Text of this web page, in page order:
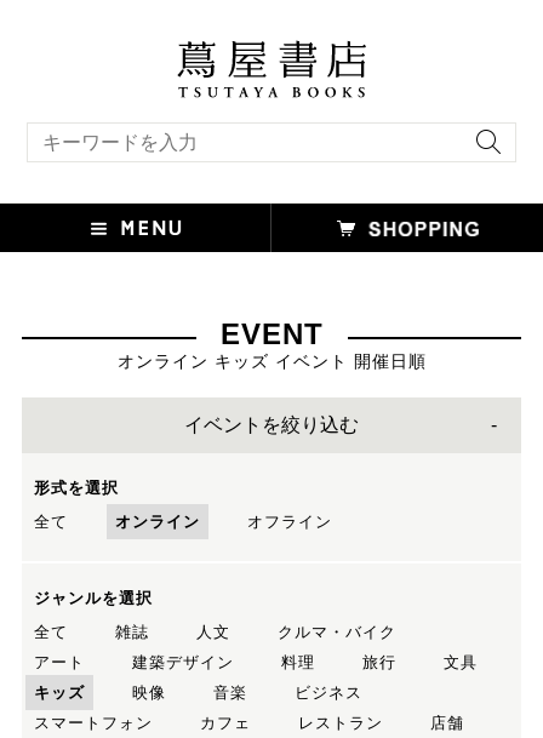
EVENT
オンライン キッズ イベント 開催日順
イベントを絞り込む
形式を選択
全て
オンライン オフライン
ジャンルを選択
全て
雑誌 人文
クルマ・バイク
アート
建築デザイン 料理 旅行
文具
キッズ
映像 音楽
ビジネス
スマートフォン
カフェ レストラン
店舗